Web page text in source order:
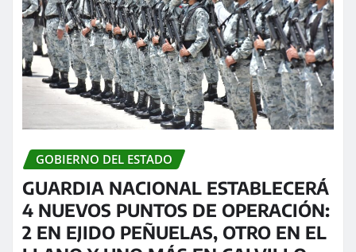
GOBIERNO DEL ESTADO
GUARDIA NACIONAL ESTABLECERÁ
4 NUEVOS PUNTOS DE OPERACIÓN:
2 EN EJIDO PEÑUELAS, OTRO EN EL